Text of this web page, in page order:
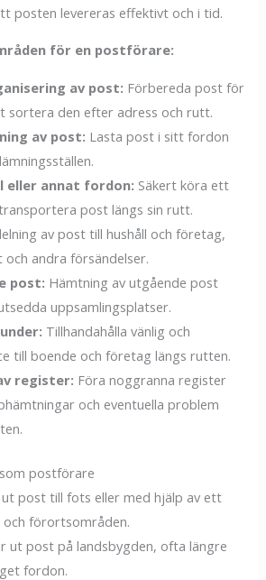
posten levereras effektivt och i tid.
för en postförare:
av post: Förbereda post för
sortera den efter adress och rutt.
av post: Lasta post i sitt fordon
eller annat fordon: Säkert köra ett
post längs sin rutt.
av post till hushåll och företag,
och andra försändelser.
post: Hämtning av utgående post
uppsamlingsplatser.
Tillhandahålla vänlig och
till boende och företag längs rutten.
register: Föra noggranna register
och eventuella problem
postförare
ut post till fots eller med hjälp av ett
förortsområden.
ut post på landsbygden, ofta längre
fordon.